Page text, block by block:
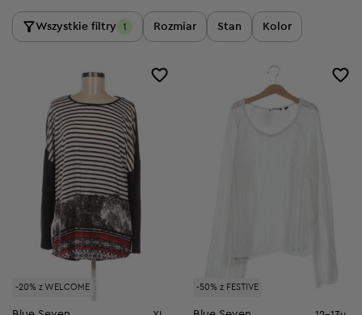
Wszystkie filtry 1 Rozmiar Stan Kolor
-20% z WELCOME -50% z FESTIVE